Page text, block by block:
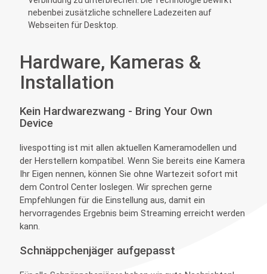
nebenbei zusätzliche schnellere Ladezeiten auf
Webseiten für Desktop.
Hardware, Kameras &
Installation
Kein Hardwarezwang - Bring Your Own
Device
livespotting ist mit allen aktuellen Kameramodellen und
der Herstellern kompatibel. Wenn Sie bereits eine Kamera
Ihr Eigen nennen, können Sie ohne Wartezeit sofort mit
dem Control Center loslegen. Wir sprechen gerne
Empfehlungen für die Einstellung aus, damit ein
hervorragendes Ergebnis beim Streaming erreicht werden
kann.
Schnäppchenjäger aufgepasst